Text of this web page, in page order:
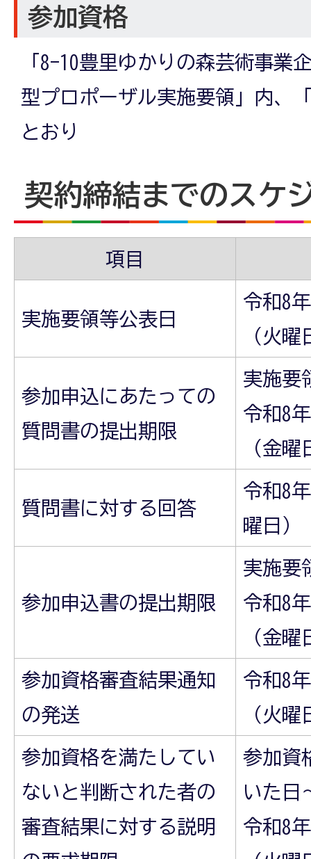
参加資格
「8-10豊里ゆかりの森芸術事業
型プロポーザル実施要領」内、
とおり
契約締結までのスケ
項目
実施要領等公表日
令和8
（火曜
参加申込にあたっての
質問書の提出期限
実施要
令和8
（金曜
質問書に対する回答
令和8
曜日）
参加申込書の提出期限
実施要
令和8
（金曜
参加資格審査結果通知
の発送
令和8
（火曜
参加資格を満たしてい
ないと判断された者の
審査結果に対する説明
参加資
いた日
令和8